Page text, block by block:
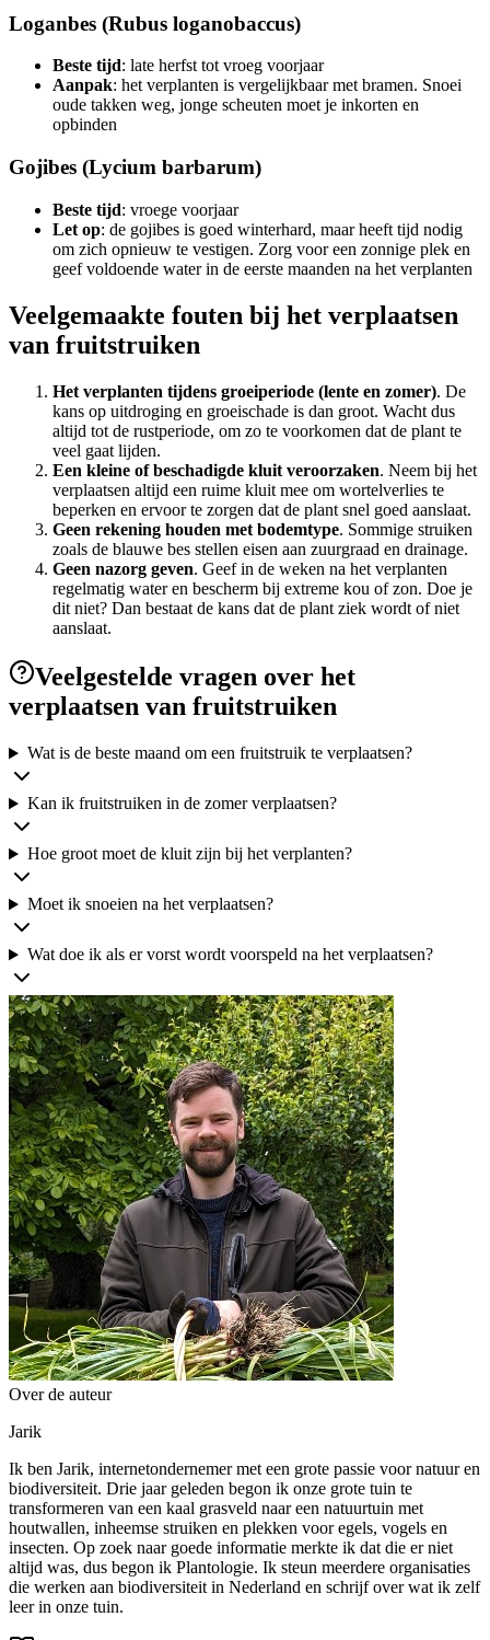
Loganbes (Rubus loganobaccus)
Beste tijd: late herfst tot vroeg voorjaar
Aanpak: het verplanten is vergelijkbaar met bramen. Snoei
oude takken weg, jonge scheuten moet je inkorten en
opbinden
Gojibes (Lycium barbarum)
Beste tijd: vroege voorjaar
Let op: de gojibes is goed winterhard, maar heeft tijd nodig
om zich opnieuw te vestigen. Zorg voor een zonnige plek en
geef voldoende water in de eerste maanden na het verplanten
Veelgemaakte fouten bij het verplaatsen
van fruitstruiken
Het verplanten tijdens groeiperiode (lente en zomer). De
kans op uitdroging en groeischade is dan groot. Wacht dus
altijd tot de rustperiode, om zo te voorkomen dat de plant te
veel gaat lijden.
Een kleine of beschadigde kluit veroorzaken. Neem bij het
verplaatsen altijd een ruime kluit mee om wortelverlies te
beperken en ervoor te zorgen dat de plant snel goed aanslaat.
Geen rekening houden met bodemtype. Sommige struiken
zoals de blauwe bes stellen eisen aan zuurgraad en drainage.
Geen nazorg geven. Geef in de weken na het verplanten
regelmatig water en bescherm bij extreme kou of zon. Doe je
dit niet? Dan bestaat de kans dat de plant ziek wordt of niet
aanslaat.
Veelgestelde vragen over het
verplaatsen van fruitstruiken
Wat is de beste maand om een fruitstruik te verplaatsen?
Kan ik fruitstruiken in de zomer verplaatsen?
Hoe groot moet de kluit zijn bij het verplanten?
Moet ik snoeien na het verplaatsen?
Wat doe ik als er vorst wordt voorspeld na het verplaatsen?
Over de auteur
Jarik
Ik ben Jarik, internetondernemer met een grote passie voor natuur en
biodiversiteit. Drie jaar geleden begon ik onze grote tuin te
transformeren van een kaal grasveld naar een natuurtuin met
houtwallen, inheemse struiken en plekken voor egels, vogels en
insecten. Op zoek naar goede informatie merkte ik dat die er niet
altijd was, dus begon ik Plantologie. Ik steun meerdere organisaties
die werken aan biodiversiteit in Nederland en schrijf over wat ik zelf
leer in onze tuin.